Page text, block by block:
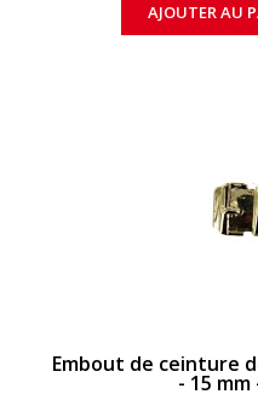
AJOUTER AU
Embout de ceinture
- 15